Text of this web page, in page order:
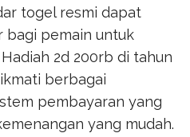
togel resmi dapat
bagi pemain untuk
2d 200rb di tahun
berbagai
pembayaran yang
yang mudah.